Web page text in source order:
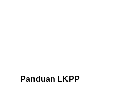
Panduan LKPP